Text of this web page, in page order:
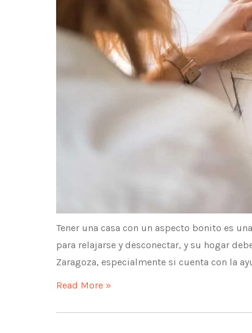
Tener una casa con un aspecto bonito es
para relajarse y desconectar, y su hogar
Zaragoza, especialmente si cuenta con la
Read More »